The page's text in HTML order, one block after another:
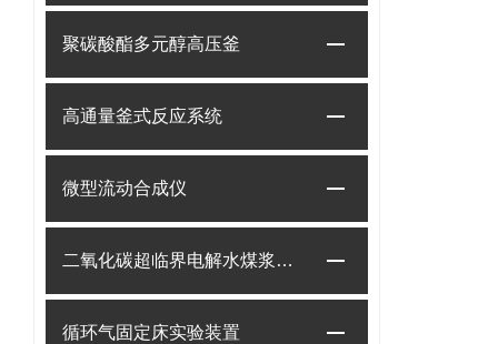
聚碳酸酯多元醇高压釜
高通量釜式反应系统
微型流动合成仪
二氧化碳超临界电解水煤浆制甲烷装置
循环气固定床实验装置